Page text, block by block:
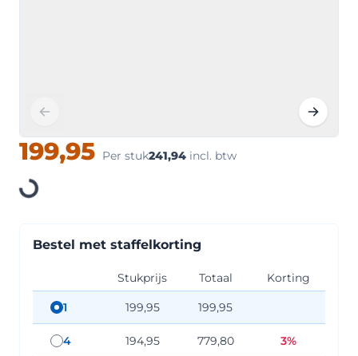
199,95 Per stuk241,94 incl. btw
Loading
Bestel met staffelkorting
Stukprijs Totaal Korting
staffel hoeveelheid: 1
1 199,95 199,95
staffel hoeveelheid: 4
4 194,95 779,80 3%